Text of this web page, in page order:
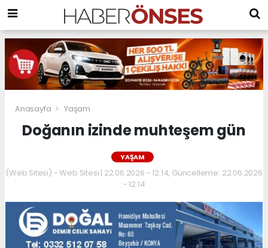
Anasayfa Yaşam
Doğanın izinde muhteşem gün
YAŞAM
(Web Sitesi) - Web Sitesi | 22.06.2026 - 12:14, Güncelleme: 22.06.2026
- 12:14